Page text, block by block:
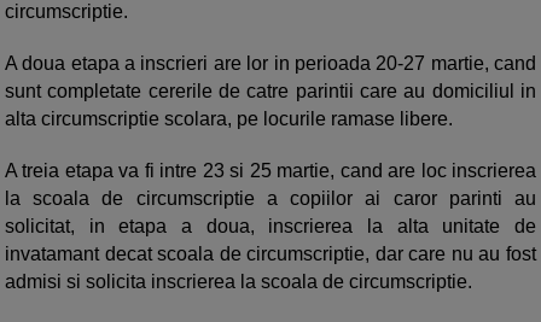
circumscriptie.
A doua etapa a inscrieri are lor in perioada 20-27 martie, cand
sunt completate cererile de catre parintii care au domiciliul in
alta circumscriptie scolara, pe locurile ramase libere.
A treia etapa va fi intre 23 si 25 martie, cand are loc inscrierea
la scoala de circumscriptie a copiilor ai caror parinti au
solicitat, in etapa a doua, inscrierea la alta unitate de
invatamant decat scoala de circumscriptie, dar care nu au fost
admisi si solicita inscrierea la scoala de circumscriptie.